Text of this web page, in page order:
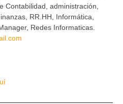
Contabilidad, administración,
RR.HH, Informática,
Redes Informaticas.